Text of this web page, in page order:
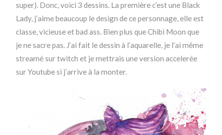
super). Donc, voici 3 dessins. La première c’est une Black
Lady, j’aime beaucoup le design de ce personnage, elle est
classe, vicieuse et bad ass. Bien plus que Chibi Moon que
je ne sacre pas. J’ai fait le dessin à l’aquarelle, je l’ai même
streamé sur twitch et je mettrais une version accelerée
sur Youtube si j’arrive à la monter.